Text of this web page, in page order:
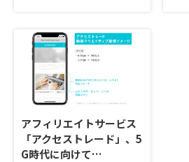
アフィリエイトサービス
「アクセストレード」、5
G時代に向けて…